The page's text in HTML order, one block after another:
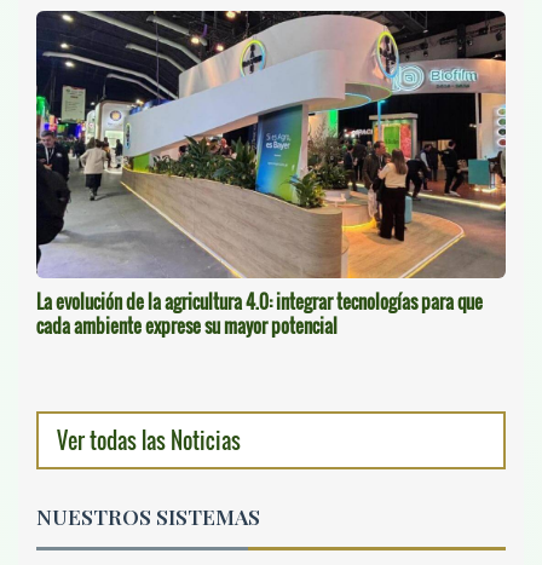
La evolución de la agricultura 4.0: integrar tecnologías para que
cada ambiente exprese su mayor potencial
Ver todas las Noticias
NUESTROS SISTEMAS